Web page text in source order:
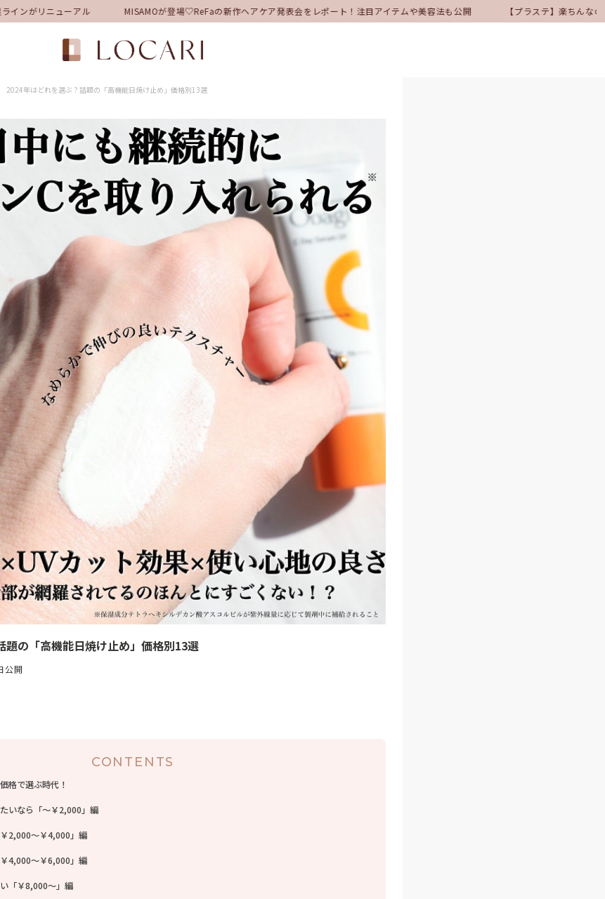
ンがリニューアル MISAMOが登場♡ReFaの新作ヘアケア発表会をレポート！注目アイテムや美容法も公開 【プラステ】楽ちんなの
2024年はどれを選ぶ？話題の「高機能日焼け止め」価格別13選
題の「高機能日焼け止め」価格別13選
公開
CONTENTS
格で選ぶ時代！
いなら「～￥2,000」編
2,000～￥4,000」編
4,000～￥6,000」編
「￥8,000～」編